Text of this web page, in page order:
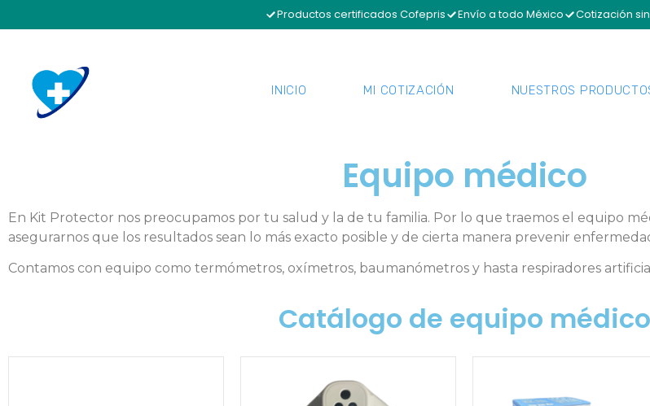
Productos certificados Cofepris Envío a todo México Cotización
INICIO MI COTIZACIÓN NUESTROS
Equipo médico
En Kit Protector nos preocupamos por tu salud y la de tu familia. Por lo que traemos el equipo
asegurarnos que los resultados sean lo más exacto posible y de cierta manera prevenir
Contamos con equipo como termómetros, oxímetros, baumanómetros y hasta respiradores
Catálogo de equipo médico